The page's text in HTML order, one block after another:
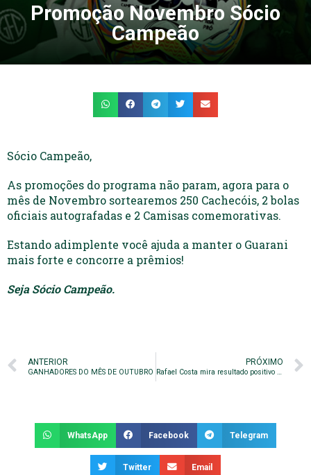
Promoção Novembro Sócio
Campeão
Sócio Campeão,
As promoções do programa não param, agora para o
mês de Novembro sortearemos 250 Cachecóis, 2 bolas
oficiais autografadas e 2 Camisas comemorativas.
Estando adimplente você ajuda a manter o Guarani
mais forte e concorre a prêmios!
Seja Sócio Campeão.
ANTERIOR
GANHADORES DO MÊS DE OUTUBRO
PRÓXIMO
Rafael Costa mira resultado positivo contra o Juventude
WhatsApp Facebook Telegram
Twitter Email